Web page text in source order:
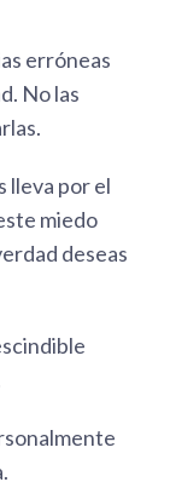
erróneas
No las
lleva por el
miedo
deseas